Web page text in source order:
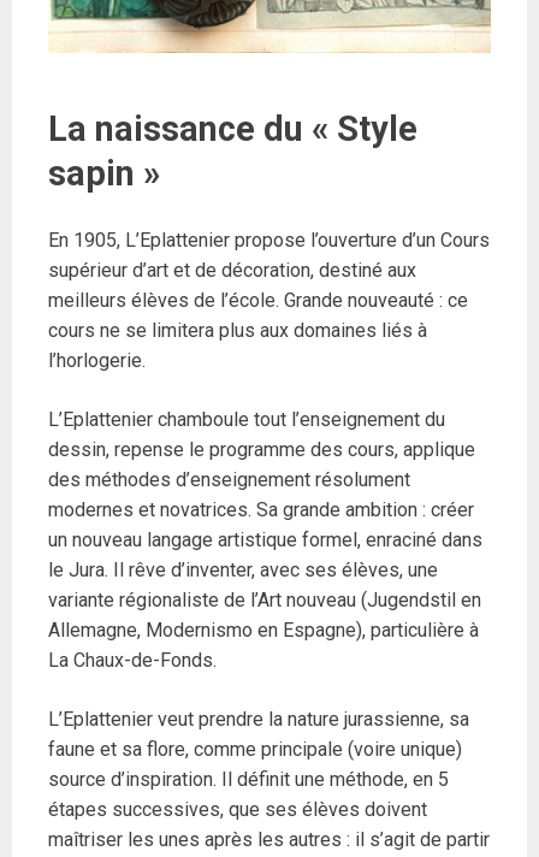
La naissance du « Style
sapin »
En 1905, L’Eplattenier propose l’ouverture d’un Cours
supérieur d’art et de décoration, destiné aux
meilleurs élèves de l’école. Grande nouveauté : ce
cours ne se limitera plus aux domaines liés à
l’horlogerie.
L’Eplattenier chamboule tout l’enseignement du
dessin, repense le programme des cours, applique
des méthodes d’enseignement résolument
modernes et novatrices. Sa grande ambition : créer
un nouveau langage artistique formel, enraciné dans
le Jura. Il rêve d’inventer, avec ses élèves, une
variante régionaliste de l’Art nouveau (Jugendstil en
Allemagne, Modernismo en Espagne), particulière à
La Chaux-de-Fonds.
L’Eplattenier veut prendre la nature jurassienne, sa
faune et sa flore, comme principale (voire unique)
source d’inspiration. Il définit une méthode, en 5
étapes successives, que ses élèves doivent
maîtriser les unes après les autres : il s’agit de partir